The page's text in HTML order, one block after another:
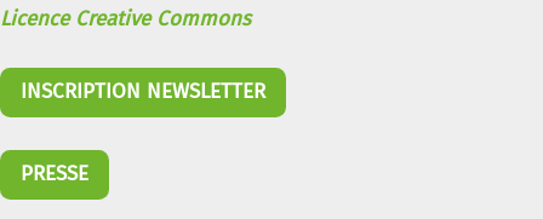
Licence Creative Commons
INSCRIPTION NEWSLETTER
PRESSE